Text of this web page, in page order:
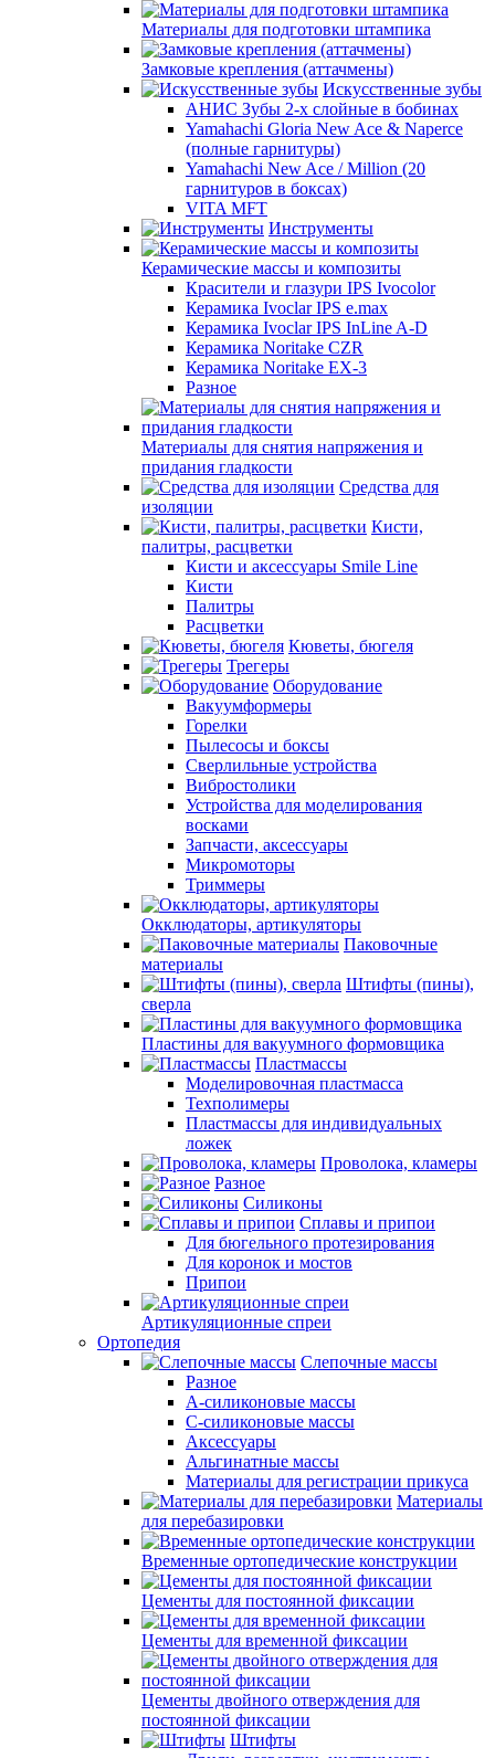
Материалы для подготовки штампика
Замковые крепления (аттачмены)
Искусственные зубы
АНИС Зубы 2-х слойные в бобинах
Yamahachi Gloria New Ace & Naperce
(полные гарнитуры)
Yamahachi New Ace / Million (20
гарнитуров в боксах)
VITA MFT
Инструменты
Керамические массы и композиты
Красители и глазури IPS Ivocolor
Керамика Ivoclar IPS e.max
Керамика Ivoclar IPS InLine A-D
Керамика Noritake CZR
Керамика Noritake EX-3
Разное
Материалы для снятия напряжения и
придания гладкости
Средства для
изоляции
Кисти,
палитры, расцветки
Кисти и аксессуары Smile Line
Кисти
Палитры
Расцветки
Кюветы, бюгеля
Трегеры
Оборудование
Вакуумформеры
Горелки
Пылесосы и боксы
Сверлильные устройства
Вибростолики
Устройства для моделирования
восками
Запчасти, аксессуары
Микромоторы
Триммеры
Окклюдаторы, артикуляторы
Паковочные
материалы
Штифты (пины),
сверла
Пластины для вакуумного формовщика
Пластмассы
Моделировочная пластмасса
Техполимеры
Пластмассы для индивидуальных
ложек
Проволока, кламеры
Разное
Силиконы
Сплавы и припои
Для бюгельного протезирования
Для коронок и мостов
Припои
Артикуляционные спреи
Ортопедия
Слепочные массы
Разное
А-силиконовые массы
С-силиконовые массы
Аксессуары
Альгинатные массы
Материалы для регистрации прикуса
Материалы
для перебазировки
Временные ортопедические конструкции
Цементы для постоянной фиксации
Цементы для временной фиксации
Цементы двойного отверждения для
постоянной фиксации
Штифты